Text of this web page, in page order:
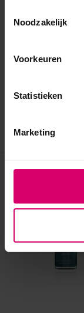
Noodzakelijk
Voorkeuren
Statistieken
Marketing